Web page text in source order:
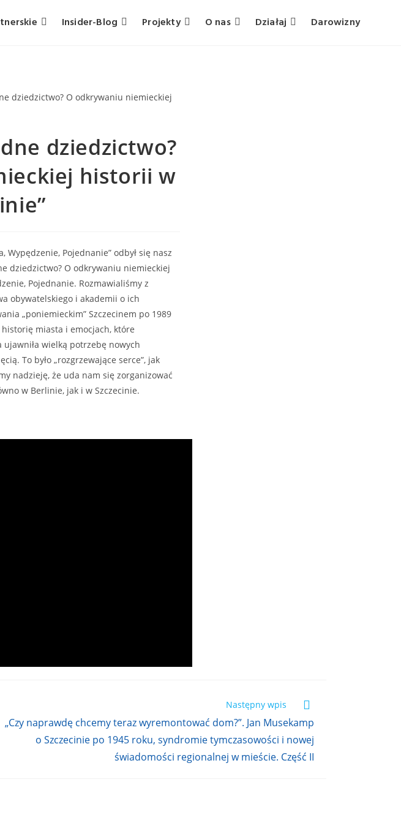
Insider-Blog Projekty O nas Działaj Darowizny
dziedzictwo?
historii w
Wypędzenie, Pojednanie” odbył się nasz
dziedzictwo? O odkrywaniu niemieckiej
Pojednanie. Rozmawialiśmy z
obywatelskiego i akademii o ich
„poniemieckim” Szczecinem po 1989
miasta i emocjach, które
ujawniła wielką potrzebę nowych
To było „rozgrzewające serce”, jak
nadzieję, że uda nam się zorganizować
w Berlinie, jak i w Szczecinie.
Następny wpis
„Czy naprawdę chcemy teraz wyremontować dom?”. Jan Musekamp
o Szczecinie po 1945 roku, syndromie tymczasowości i nowej
świadomości regionalnej w mieście. Część II